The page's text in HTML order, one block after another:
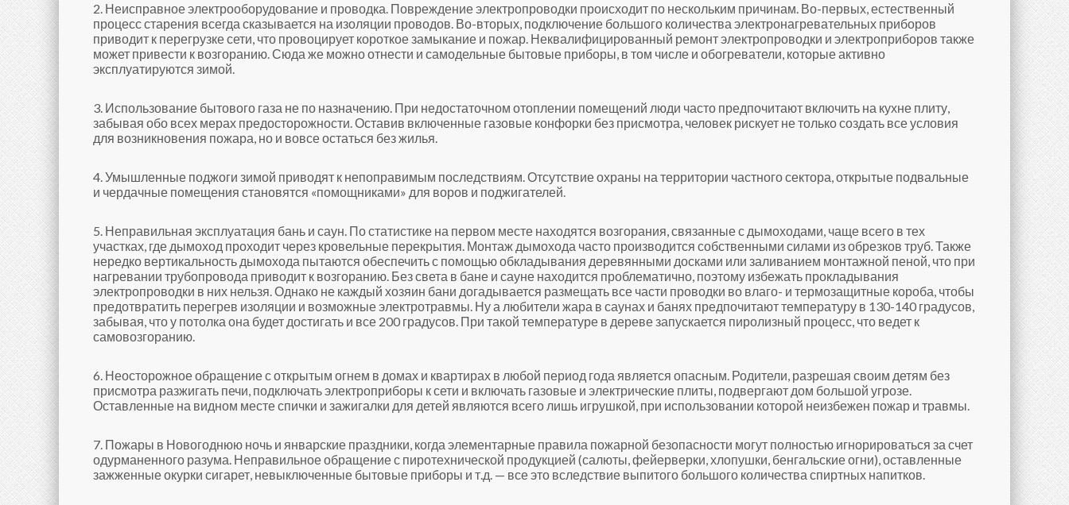
2. Неисправное электрооборудование и проводка. Повреждение электропроводки происходит по нескольким причинам. Во-первых, естественный
процесс старения всегда сказывается на изоляции проводов. Во-вторых, подключение большого количества электронагревательных приборов
приводит к перегрузке сети, что провоцирует короткое замыкание и пожар. Неквалифицированный ремонт электропроводки и электроприборов также
может привести к возгоранию. Сюда же можно отнести и самодельные бытовые приборы, в том числе и обогреватели, которые активно
эксплуатируются зимой.
3. Использование бытового газа не по назначению. При недостаточном отоплении помещений люди часто предпочитают включить на кухне плиту,
забывая обо всех мерах предосторожности. Оставив включенные газовые конфорки без присмотра, человек рискует не только создать все условия
для возникновения пожара, но и вовсе остаться без жилья.
4. Умышленные поджоги зимой приводят к непоправимым последствиям. Отсутствие охраны на территории частного сектора, открытые подвальные
и чердачные помещения становятся «помощниками» для воров и поджигателей.
5. Неправильная эксплуатация бань и саун. По статистике на первом месте находятся возгорания, связанные с дымоходами, чаще всего в тех
участках, где дымоход проходит через кровельные перекрытия. Монтаж дымохода часто производится собственными силами из обрезков труб. Также
нередко вертикальность дымохода пытаются обеспечить с помощью обкладывания деревянными досками или заливанием монтажной пеной, что при
нагревании трубопровода приводит к возгоранию. Без света в бане и сауне находится проблематично, поэтому избежать прокладывания
электропроводки в них нельзя. Однако не каждый хозяин бани догадывается размещать все части проводки во влаго- и термозащитные короба, чтобы
предотвратить перегрев изоляции и возможные электротравмы. Ну а любители жара в саунах и банях предпочитают температуру в 130-140 градусов,
забывая, что у потолка она будет достигать и все 200 градусов. При такой температуре в дереве запускается пиролизный процесс, что ведет к
самовозгоранию.
6. Неосторожное обращение с открытым огнем в домах и квартирах в любой период года является опасным. Родители, разрешая своим детям без
присмотра разжигать печи, подключать электроприборы к сети и включать газовые и электрические плиты, подвергают дом большой угрозе.
Оставленные на видном месте спички и зажигалки для детей являются всего лишь игрушкой, при использовании которой неизбежен пожар и травмы.
7. Пожары в Новогоднюю ночь и январские праздники, когда элементарные правила пожарной безопасности могут полностью игнорироваться за счет
одурманенного разума. Неправильное обращение с пиротехнической продукцией (салюты, фейерверки, хлопушки, бенгальские огни), оставленные
зажженные окурки сигарет, невыключенные бытовые приборы и т.д. — все это вследствие выпитого большого количества спиртных напитков.